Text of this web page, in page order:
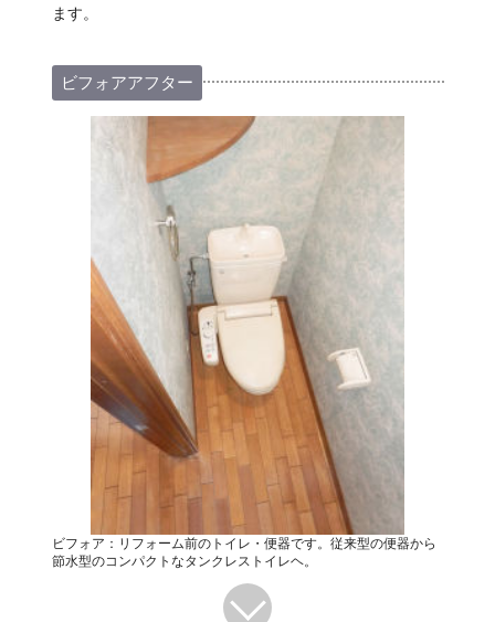
ます。
ビフォアアフター
ビフォア：リフォーム前のトイレ・便器です。従来型の便器から
節水型のコンパクトなタンクレストイレヘ。